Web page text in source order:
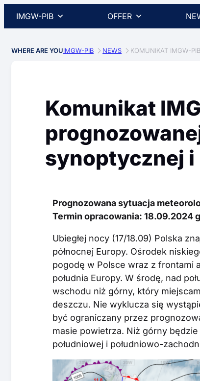
IMGW-PIB OFFER
WHERE ARE YOUIMGW-PIB NEWS KOMUNIKAT IMGW-
Komunikat
synoptycznej
Prognozowana sytuacja
Termin opracowania: 18.09.2024
Ubiegłej nocy (17/18.09) Polska
północnej Europy. Ośrodek
pogodę w Polsce wraz z frontami
południa Europy. W środę, nad
wschodu niż górny, który
deszczu. Nie wyklucza się
być ograniczany przez
masie powietrza. Niż górny
południowej i południowo-